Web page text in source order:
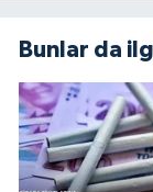
Bunlar da